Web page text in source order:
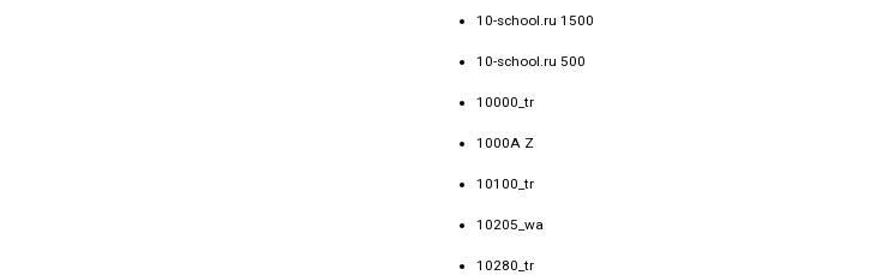
10-school.ru 1500
10-school.ru 500
10000_tr
1000A Z
10100_tr
10205_wa
10280_tr